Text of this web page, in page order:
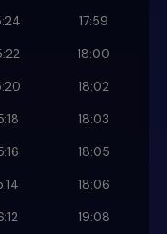
17:59
18:00
18:02
18:03
18:05
18:06
19:08